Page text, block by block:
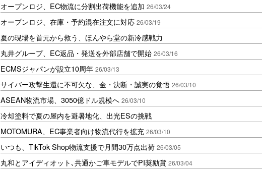
オープンロジ、EC物流に分割出荷機能を追加 26/03/24
オープンロジ、在庫・予約混在注文に対応 26/03/19
夏の現場を首元から救う、ほんやら堂の新冷感戦力
丸井グループ、EC返品・発送を外部店舗で開始 26/03/16
ECMSジャパンが設立10周年 26/03/13
サイバー攻撃生還に不可欠な、金・決断・誠実の覚悟 26/03/10
ASEAN物流市場、3050億ドル規模へ 26/03/10
冷却塗料で夏の屋内を避暑地化、出光ESの挑戦
MOTOMURA、EC事業者向け物流代行を拡充 26/03/10
いつも、TikTok Shop物流支援で月間30万点出荷 26/03/05
丸和とアイディオット､共通かご車モデルでPI奨励賞 26/03/04